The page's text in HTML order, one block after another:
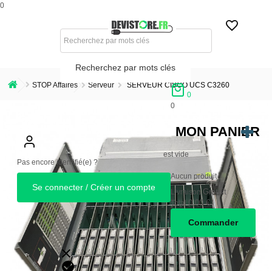
0
Recherchez par mots clés
Pas encore identifié(e) ?
Se connecter / Créer un compte
0
0
MON PANIER
est vide
Aucun produit
LivraisonGratuit
Total 0,00 €
Commander
STOP Affaires Serveur SERVEUR CISCO UCS C3260